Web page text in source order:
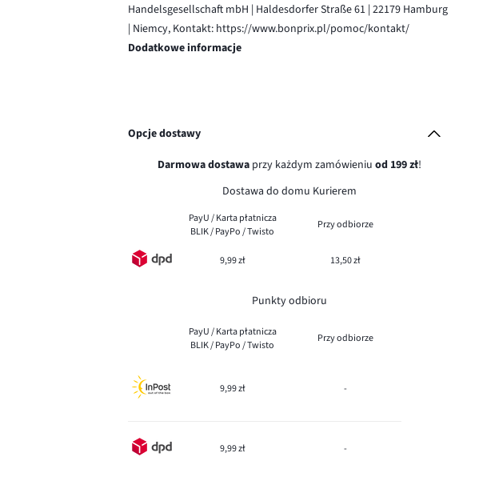
Handelsgesellschaft mbH | Haldesdorfer Straße 61 | 22179 Hamburg
| Niemcy, Kontakt: https://www.bonprix.pl/pomoc/kontakt/
Dodatkowe informacje
Opcje dostawy
Darmowa dostawaprzy każdym zamówieniu od 199 zł!
Dostawa do domu Kurierem
PayU / Karta płatnicza
BLIK / PayPo / Twisto
Przy odbiorze
9,99 zł 13,50 zł
Punkty odbioru
PayU / Karta płatnicza
BLIK / PayPo / Twisto
Przy odbiorze
9,99 zł -
9,99 zł -